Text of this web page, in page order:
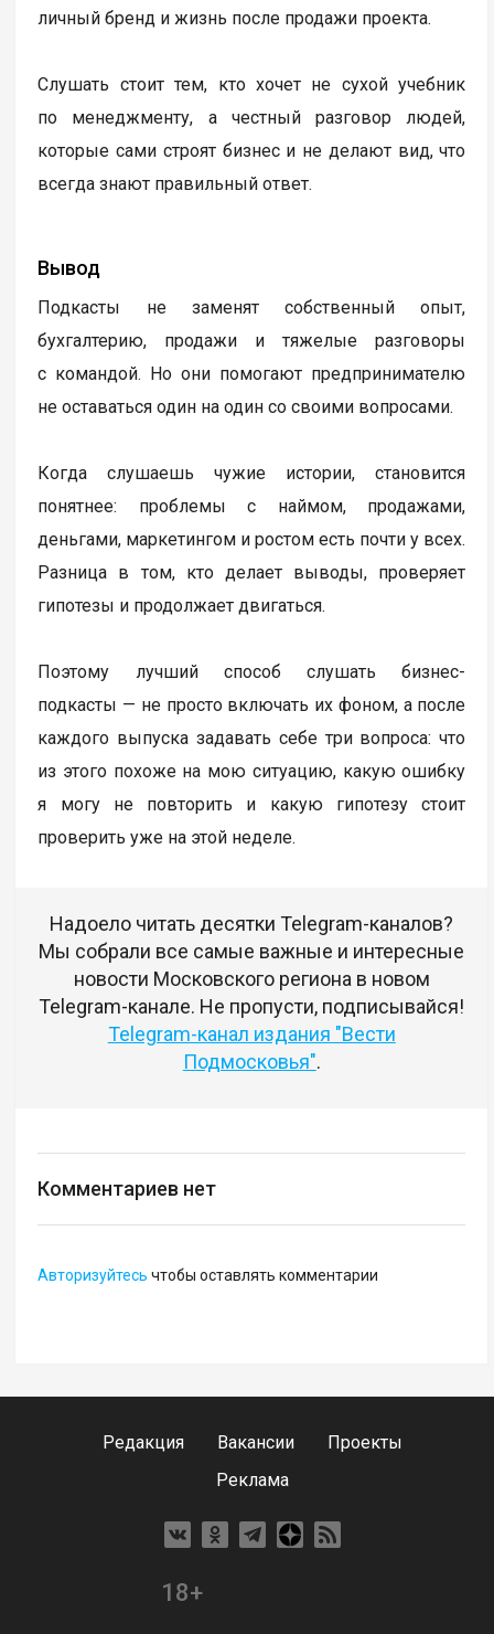
личный бренд и жизнь после продажи проекта.
Слушать стоит тем, кто хочет не сухой учебник
по менеджменту, а честный разговор людей,
которые сами строят бизнес и не делают вид, что
всегда знают правильный ответ.
Вывод
Подкасты не заменят собственный опыт,
бухгалтерию, продажи и тяжелые разговоры
с командой. Но они помогают предпринимателю
не оставаться один на один со своими вопросами.
Когда слушаешь чужие истории, становится
понятнее: проблемы с наймом, продажами,
деньгами, маркетингом и ростом есть почти у всех.
Разница в том, кто делает выводы, проверяет
гипотезы и продолжает двигаться.
Поэтому лучший способ слушать бизнес-
подкасты — не просто включать их фоном, а после
каждого выпуска задавать себе три вопроса: что
из этого похоже на мою ситуацию, какую ошибку
я могу не повторить и какую гипотезу стоит
проверить уже на этой неделе.
Надоело читать десятки Telegram-каналов?
Мы собрали все самые важные и интересные
новости Московского региона в новом
Telegram-канале. Не пропусти, подписывайся!
Telegram-канал издания "Вести
Подмосковья".
Комментариев нет
Авторизуйтесь чтобы оставлять комментарии
Редакция Вакансии
Проекты
Реклама
18+